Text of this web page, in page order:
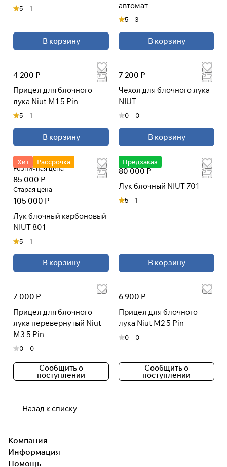
5 1
В корзину
автомат
5 3
В корзину
4 200 Р
Прицел для блочного
лука Niut M1 5 Pin
5 1
В корзину
7 200 Р
Чехол для блочного лука
NIUT
0 0
В корзину
Хит Рассрочка
Розничная цена
85 000 Р
Старая цена
105 000 Р
Лук блочный карбоновый
NIUT 801
5 1
В корзину
Предзаказ
80 000 Р
Лук блочный NIUT 701
5 1
В корзину
7 000 Р
Прицел для блочного
лука перевернутый Niut
M3 5 Pin
0 0
Сообщить о
поступлении
6 900 Р
Прицел для блочного
лука Niut M2 5 Pin
0 0
Сообщить о
поступлении
Назад к списку
Компания
Информация
Помощь